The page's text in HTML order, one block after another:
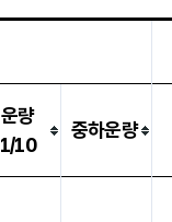
운량
1/10
중하운량